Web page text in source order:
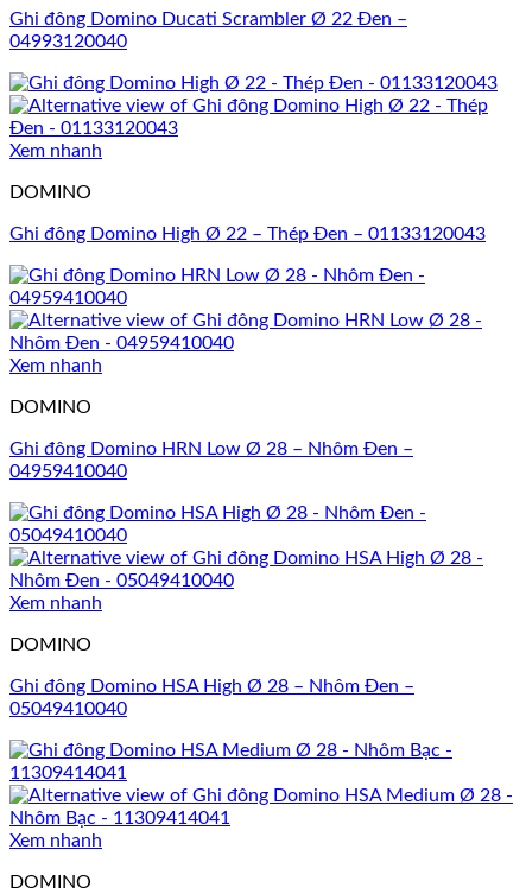
Ghi đông Domino Ducati Scrambler Ø 22 Đen –
04993120040
Xem nhanh
DOMINO
Ghi đông Domino High Ø 22 – Thép Đen – 01133120043
Xem nhanh
DOMINO
Ghi đông Domino HRN Low Ø 28 – Nhôm Đen –
04959410040
Xem nhanh
DOMINO
Ghi đông Domino HSA High Ø 28 – Nhôm Đen –
05049410040
Xem nhanh
DOMINO